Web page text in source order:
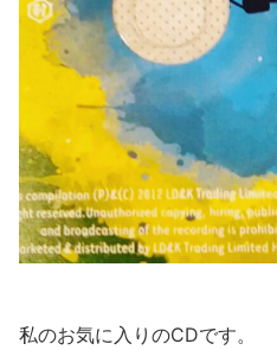
私のお気に入りのCDです。